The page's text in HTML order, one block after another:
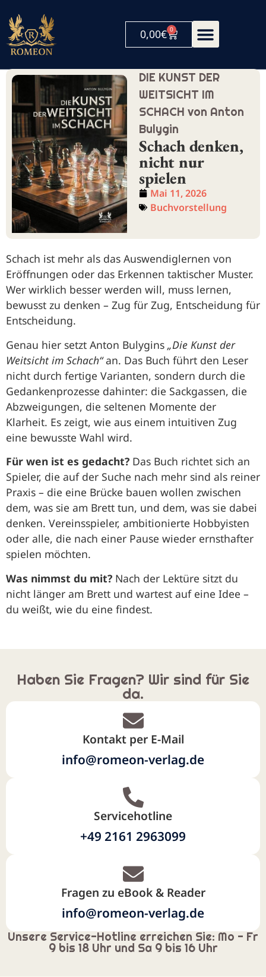
0,00€ 0
DIE KUNST DER
WEITSICHT IM
SCHACH von Anton
Bulygin
Schach denken,
nicht nur
spielen
Mai 11, 2026
Buchvorstellung
Schach ist mehr als das Auswendiglernen von
Eröffnungen oder das Erkennen taktischer Muster.
Wer wirklich besser werden will, muss lernen,
bewusst zu denken – Zug für Zug, Entscheidung für
Entscheidung.
Genau hier setzt Anton Bulygins „Die Kunst der
Weitsicht im Schach“an. Das Buch führt den Leser
nicht durch fertige Varianten, sondern durch die
Gedankenprozesse dahinter: die Sackgassen, die
Abzweigungen, die seltenen Momente der
Klarheit. Es zeigt, wie aus einem intuitiven Zug
eine bewusste Wahl wird.
Für wen ist es gedacht? Das Buch richtet sich an
Spieler, die auf der Suche nach mehr sind als reiner
Praxis – die eine Brücke bauen wollen zwischen
dem, was sie am Brett tun, und dem, was sie dabei
denken. Vereinsspieler, ambitionierte Hobbyisten
oder alle, die nach einer Pause wieder ernsthafter
spielen möchten.
Was nimmst du mit? Nach der Lektüre sitzt du
nicht länger am Brett und wartest auf eine Idee –
du weißt, wie du eine findest.
Haben Sie Fragen? Wir sind für Sie
da.
Kontakt per E-Mail
info@romeon-verlag.de
Servicehotline
+49 2161 2963099
Fragen zu eBook & Reader
info@romeon-verlag.de
Unsere Service-Hotline erreichen Sie: Mo - Fr
9 bis 18 Uhr und Sa 9 bis 16 Uhr